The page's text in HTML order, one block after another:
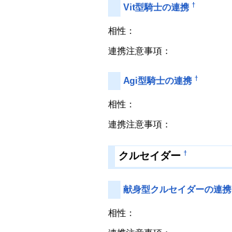
Vit型騎士の連携 †
相性：
連携注意事項：
Agi型騎士の連携 †
相性：
連携注意事項：
クルセイダー †
献身型クルセイダーの連携
相性：